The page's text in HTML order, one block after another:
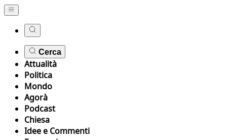
Cerca
Attualità
Politica
Mondo
Agorà
Podcast
Chiesa
Idee e Commenti